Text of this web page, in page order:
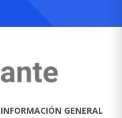
INFORMACIÓN GENERAL